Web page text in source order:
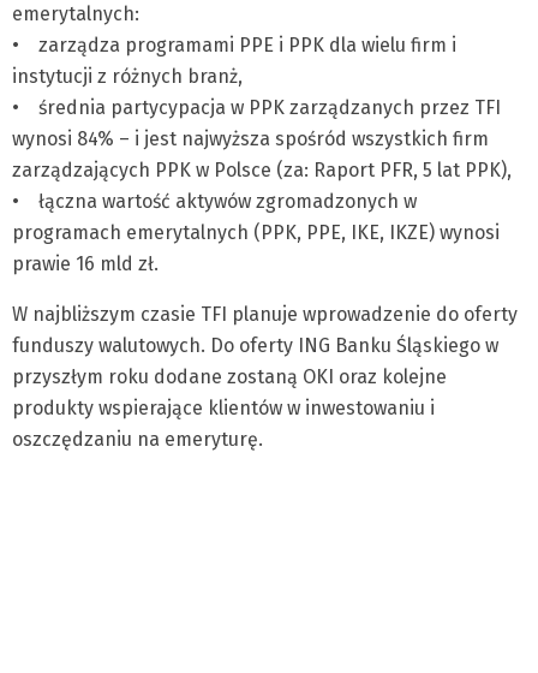
emerytalnych:
• zarządza programami PPE i PPK dla wielu firm i
instytucji z różnych branż,
• średnia partycypacja w PPK zarządzanych przez TFI
wynosi 84% – i jest najwyższa spośród wszystkich firm
zarządzających PPK w Polsce (za: Raport PFR, 5 lat PPK),
• łączna wartość aktywów zgromadzonych w
programach emerytalnych (PPK, PPE, IKE, IKZE) wynosi
prawie 16 mld zł.
W najbliższym czasie TFI planuje wprowadzenie do oferty
funduszy walutowych. Do oferty ING Banku Śląskiego w
przyszłym roku dodane zostaną OKI oraz kolejne
produkty wspierające klientów w inwestowaniu i
oszczędzaniu na emeryturę.